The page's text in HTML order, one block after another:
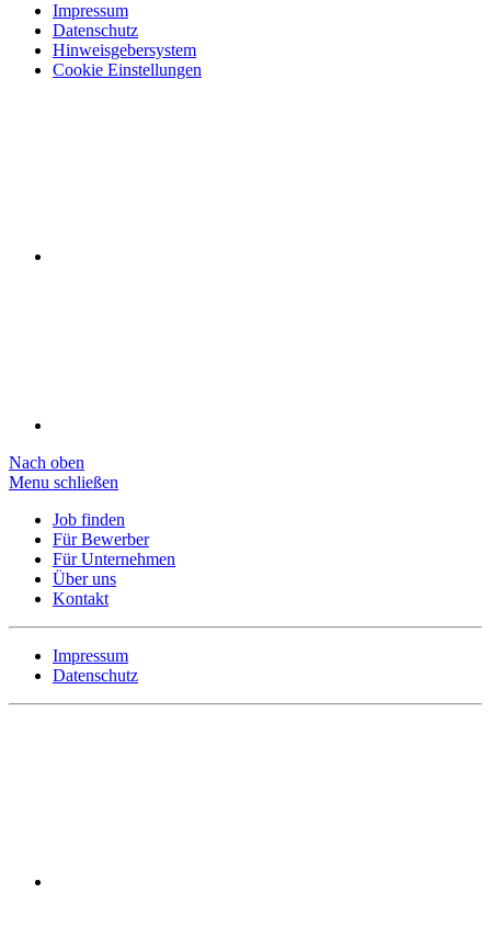
Impressum
Datenschutz
Hinweisgebersystem
Cookie Einstellungen
Nach oben
Menu schließen
Job finden
Für Bewerber
Für Unternehmen
Über uns
Kontakt
Impressum
Datenschutz